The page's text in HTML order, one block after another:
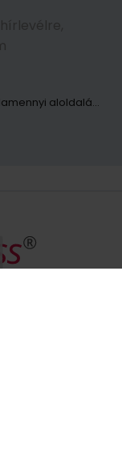
A whitepress.com weboldalt és annak valamennyi aloldalát (a továbbiakban: Weboldal) használó személyek személyes adatainak kezelője az Európai Parlament és a Tanács 2016. április 27-i (EU) 2016/679 rendelete értelmében a személyes adatok feldolgozásával és az ilyen adatok szabad áramlásával, valamint a 95/46/EK irányelv (a továbbiakban: GDPR) hatályon kívül helyezése tekintetében közösen „WhitePress Kft, amelynek székhelye 2161 Csomád, Verebeshegy utca 11 és bekerült a Bielsko-Biała Kerületi Bíróság által vezetett Nemzeti Bírósági Nyilvántartás vállalkozói nyilvántartásába, az Országos Bírósági Nyilvántartás 8. Kereskedelmi Osztálya KRS-számon: 0000651339, NIP: 9372667797, REGON: 243400145 és egyéb cégek a